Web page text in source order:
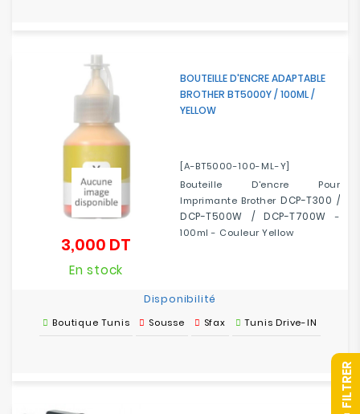
BOUTEILLE D'ENCRE ADAPTABLE
BROTHER BT5000Y / 100ML /
YELLOW
[A-BT5000-100-ML-Y]
Bouteille D'encre Pour
Imprimante BrotherDCP-T300 /
DCP-T500W / DCP-T700W -
100ml - Couleur Yellow
3,000 DT
En stock
Disponibilité
Boutique Tunis Sousse Sfax Tunis Drive-IN
R